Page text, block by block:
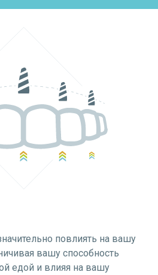
повлиять на вашу
вашу способность
едой и влияя на вашу